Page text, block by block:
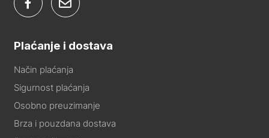
Plaćanje i dostava
Način plaćanja
Sigurnost plaćanja
Osobno preuzimanje
Brza i pouzdana dostava